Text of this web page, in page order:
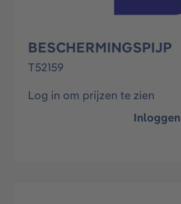
BESCHERMINGSPIJP
T52159
Log in om prijzen te zien
Inloggen